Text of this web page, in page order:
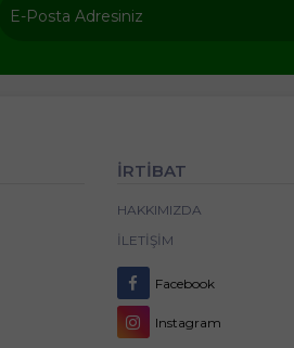
İRTİBAT
HAKKIMIZDA
İLETIŞIM
Facebook
Instagram